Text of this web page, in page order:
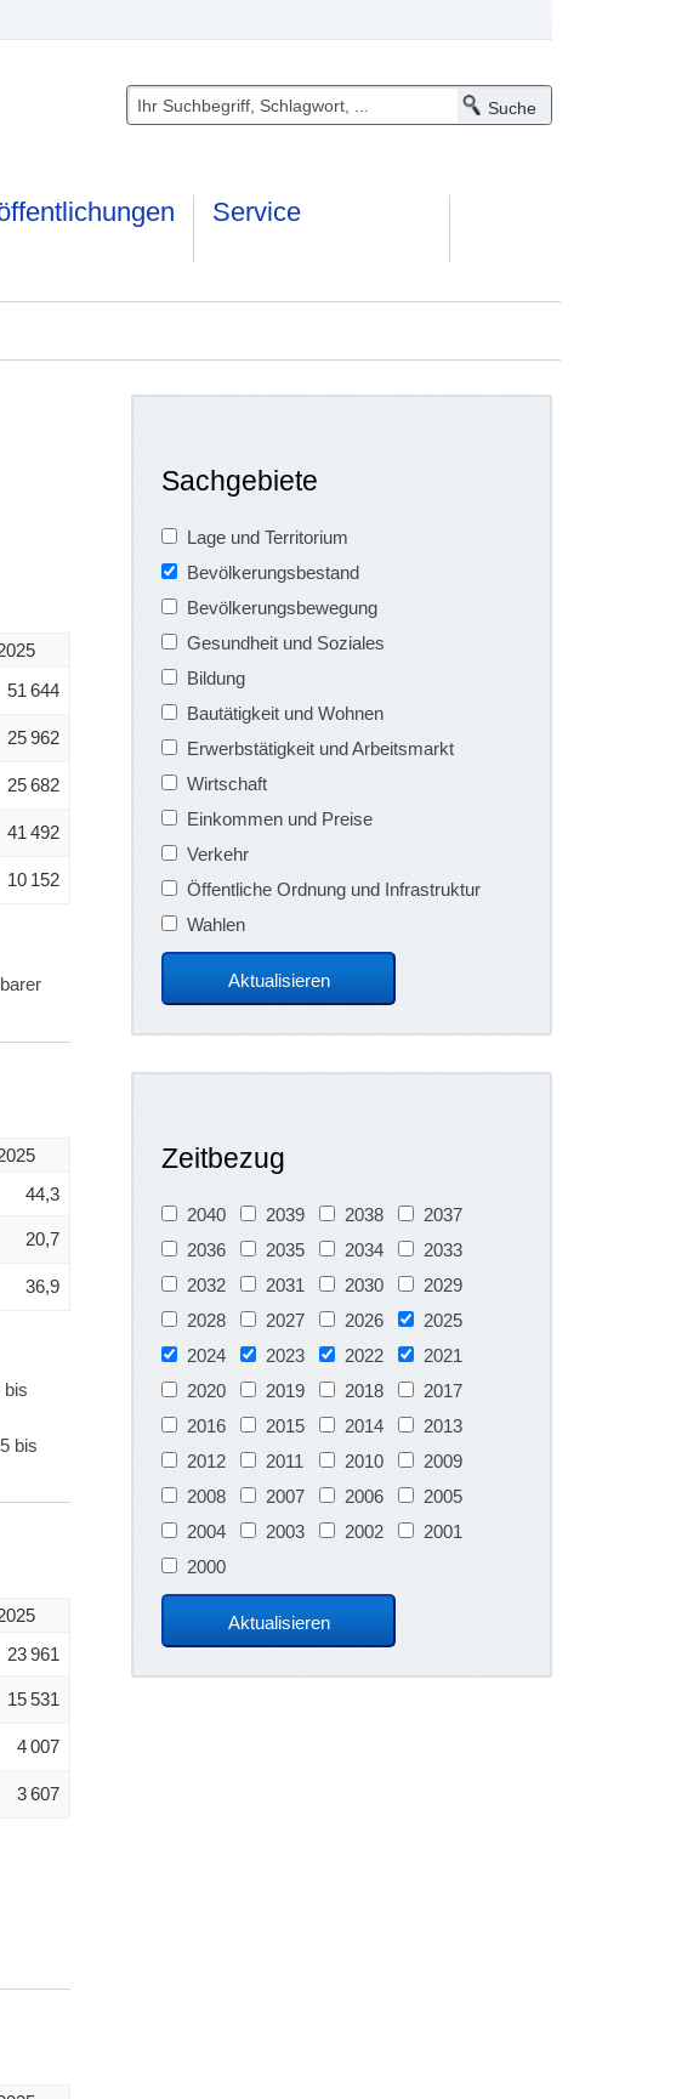
Service
51 644
25 962
25 682
41 492
10 152
44,3
20,7
36,9
bis
bis
23 961
15 531
4 007
3 607
Sachgebiete
Lage und Territorium
Bevölkerungsbestand
Bevölkerungsbewegung
Gesundheit und Soziales
Bildung
Bautätigkeit und Wohnen
Erwerbstätigkeit und Arbeitsmarkt
Wirtschaft
Einkommen und Preise
Verkehr
Öffentliche Ordnung und Infrastruktur
Wahlen
Zeitbezug
2040 2039 2038
2037
2036
2035 2034
2033
2032
2031 2030
2029
2028
2027 2026
2025
2024
2023 2022
2021
2020
2019 2018
2017
2016
2015 2014
2013
2012
2011 2010
2009
2008
2007 2006
2005
2004
2003 2002
2001
2000